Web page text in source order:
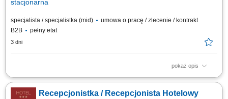
stacjonarna
specjalista / specjalistka (mid)
umowa o pracę / zlecenie / kontrakt
B2B
pełny etat
3 dni
pokaż opis
Obowiązki: Obsługa rezerwacji indywidualnych i grupowych (telefon, e-
mail, systemy rezerwacyjne) Aktywna sprzedaż usług hotelowych i dbanie
o maksymalizację przychodów; Budowanie długofalowych relacji z
Recepcjonistka / Recepcjonista Hotelowy